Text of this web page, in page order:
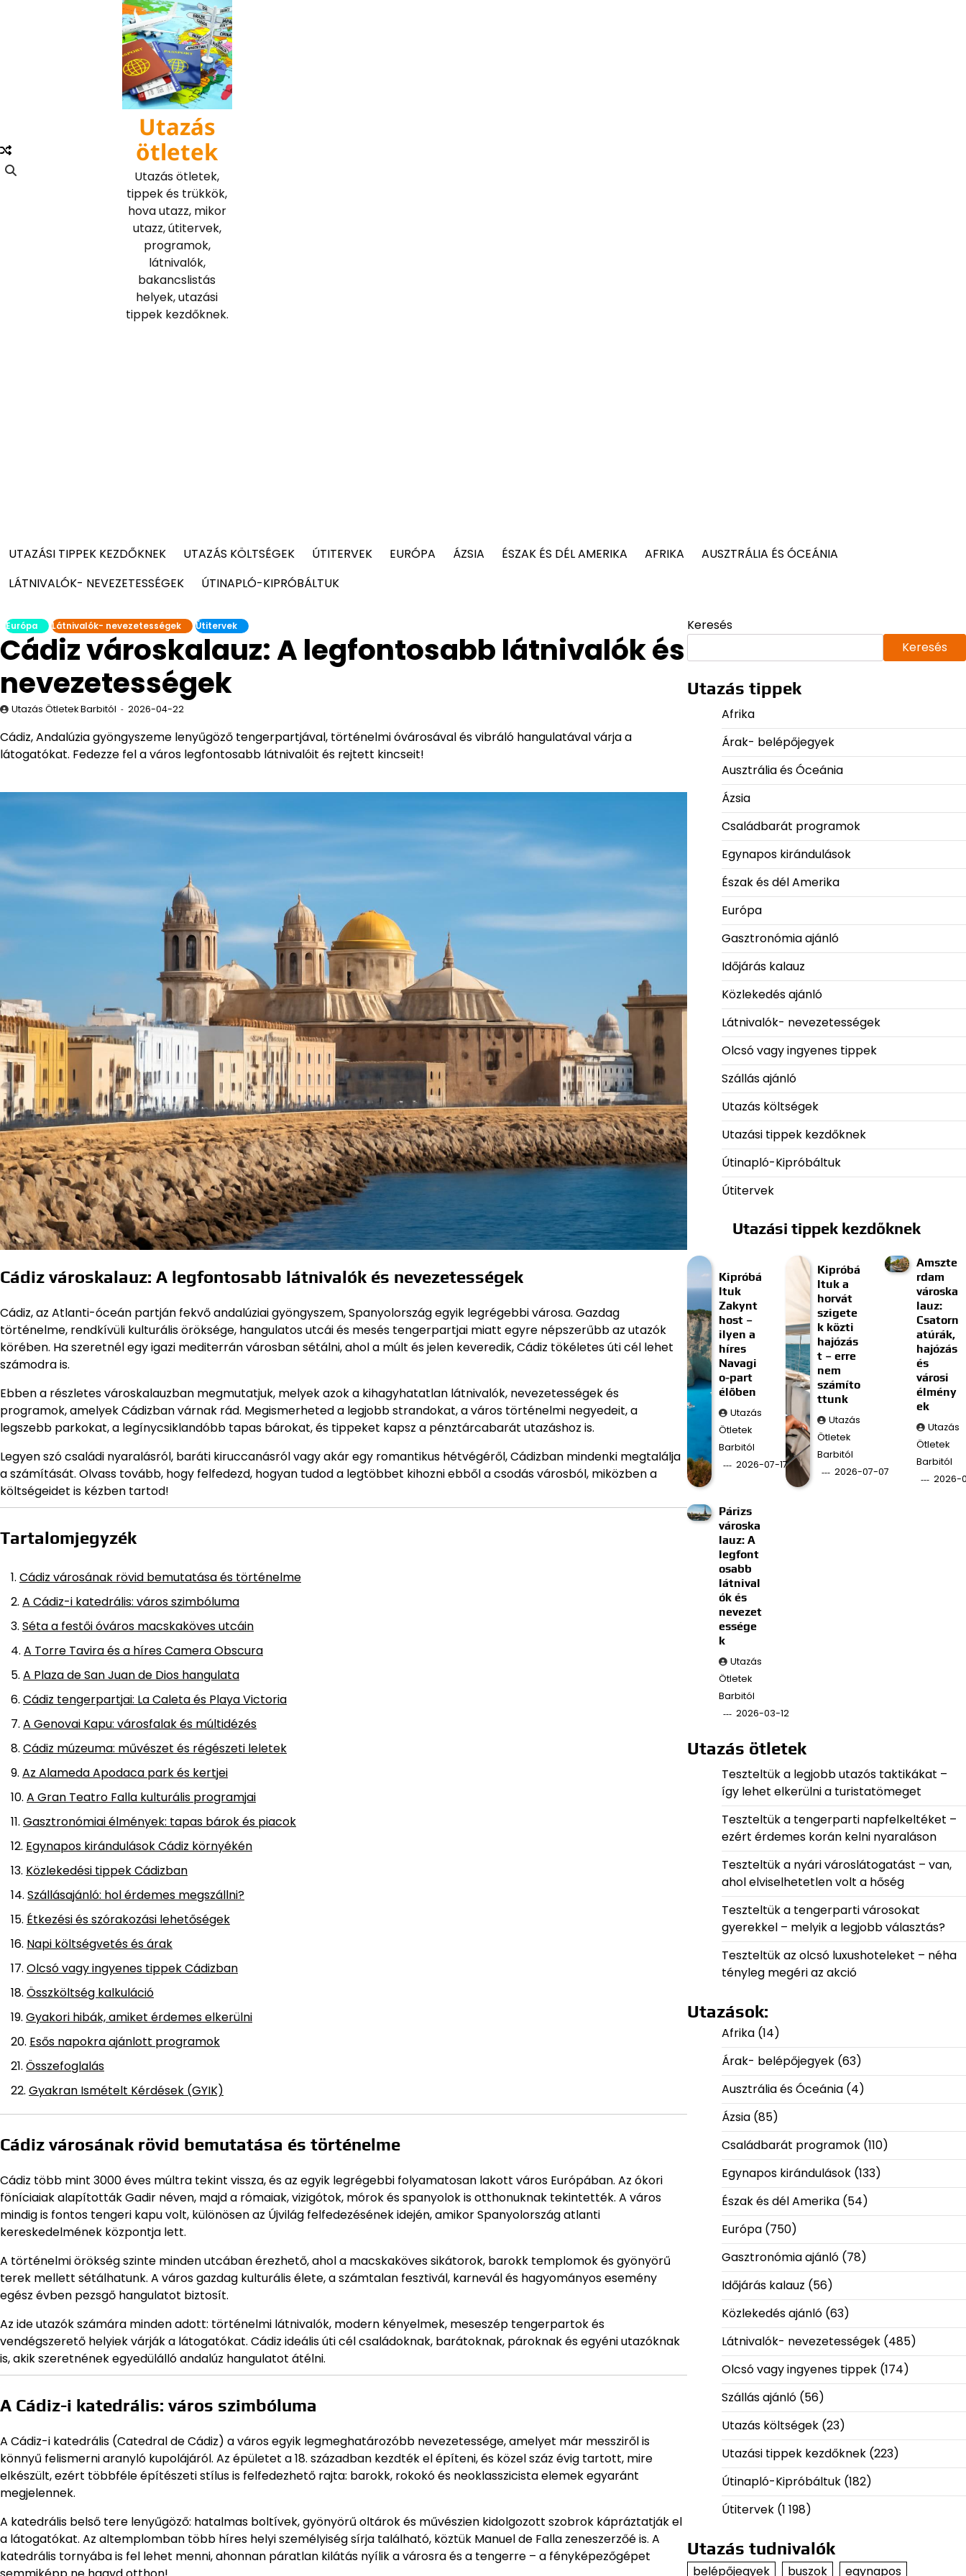
Utazás
ötletek
Utazás ötletek,
tippek és trükkök,
hova utazz, mikor
utazz, útitervek,
programok,
látnivalók,
bakancslistás
helyek, utazási
tippek kezdőknek.
UTAZÁSI TIPPEK KEZDŐKNEK UTAZÁS KÖLTSÉGEK ÚTITERVEK EURÓPA ÁZSIA ÉSZAK ÉS DÉL AMERIKA AFRIKA
AUSZTRÁLIA ÉS ÓCEÁNIA
LÁTNIVALÓK- NEVEZETESSÉGEK
ÚTINAPLÓ-KIPRÓBÁLTUK
Európa Látnivalók- nevezetességek Útitervek
Cádiz városkalauz: A legfontosabb látnivalók és
nevezetességek
Utazás Ötletek Barbitól 2026-04-22
Cádiz, Andalúzia gyöngyszeme lenyűgöző tengerpartjával, történelmi óvárosával és vibráló hangulatával várja a
látogatókat. Fedezze fel a város legfontosabb látnivalóit és rejtett kincseit!
Cádiz városkalauz: A legfontosabb látnivalók és nevezetességek
Cádiz, az Atlanti-óceán partján fekvő andalúziai gyöngyszem, Spanyolország egyik legrégebbi városa. Gazdag
történelme, rendkívüli kulturális öröksége, hangulatos utcái és mesés tengerpartjai miatt egyre népszerűbb az utazók
körében. Ha szeretnél egy igazi mediterrán városban sétálni, ahol a múlt és jelen keveredik, Cádiz tökéletes úti cél lehet
számodra is.
Ebben a részletes városkalauzban megmutatjuk, melyek azok a kihagyhatatlan látnivalók, nevezetességek és
programok, amelyek Cádizban várnak rád. Megismerheted a legjobb strandokat, a város történelmi negyedeit, a
legszebb parkokat, a legínycsiklandóbb tapas bárokat, és tippeket kapsz a pénztárcabarát utazáshoz is.
Legyen szó családi nyaralásról, baráti kiruccanásról vagy akár egy romantikus hétvégéről, Cádizban mindenki megtalálja
a számítását. Olvass tovább, hogy felfedezd, hogyan tudod a legtöbbet kihozni ebből a csodás városból, miközben a
költségeidet is kézben tartod!
Tartalomjegyzék
Cádiz városának rövid bemutatása és történelme
A Cádiz-i katedrális: város szimbóluma
Séta a festői óváros macskaköves utcáin
A Torre Tavira és a híres Camera Obscura
A Plaza de San Juan de Dios hangulata
Cádiz tengerpartjai: La Caleta és Playa Victoria
A Genovai Kapu: városfalak és múltidézés
Cádiz múzeuma: művészet és régészeti leletek
Az Alameda Apodaca park és kertjei
A Gran Teatro Falla kulturális programjai
Gasztronómiai élmények: tapas bárok és piacok
Egynapos kirándulások Cádiz környékén
Közlekedési tippek Cádizban
Szállásajánló: hol érdemes megszállni?
Étkezési és szórakozási lehetőségek
Napi költségvetés és árak
Olcsó vagy ingyenes tippek Cádizban
Összköltség kalkuláció
Gyakori hibák, amiket érdemes elkerülni
Esős napokra ajánlott programok
Összefoglalás
Gyakran Ismételt Kérdések (GYIK)
Cádiz városának rövid bemutatása és történelme
Cádiz több mint 3000 éves múltra tekint vissza, és az egyik legrégebbi folyamatosan lakott város Európában. Az ókori
föníciaiak alapították Gadir néven, majd a rómaiak, vizigótok, mórok és spanyolok is otthonuknak tekintették. A város
mindig is fontos tengeri kapu volt, különösen az Újvilág felfedezésének idején, amikor Spanyolország atlanti
kereskedelmének központja lett.
A történelmi örökség szinte minden utcában érezhető, ahol a macskaköves sikátorok, barokk templomok és gyönyörű
terek mellett sétálhatunk. A város gazdag kulturális élete, a számtalan fesztivál, karnevál és hagyományos esemény
egész évben pezsgő hangulatot biztosít.
Az ide utazók számára minden adott: történelmi látnivalók, modern kényelmek, meseszép tengerpartok és
vendégszerető helyiek várják a látogatókat. Cádiz ideális úti cél családoknak, barátoknak, pároknak és egyéni utazóknak
is, akik szeretnének egyedülálló andalúz hangulatot átélni.
A Cádiz-i katedrális: város szimbóluma
A Cádiz-i katedrális (Catedral de Cádiz) a város egyik legmeghatározóbb nevezetessége, amelyet már messziről is
könnyű felismerni aranyló kupolájáról. Az épületet a 18. században kezdték el építeni, és közel száz évig tartott, mire
elkészült, ezért többféle építészeti stílus is felfedezhető rajta: barokk, rokokó és neoklasszicista elemek egyaránt
megjelennek.
A katedrális belső tere lenyűgöző: hatalmas boltívek, gyönyörű oltárok és művészien kidolgozott szobrok kápráztatják el
a látogatókat. Az altemplomban több híres helyi személyiség sírja található, köztük Manuel de Falla zeneszerzőé is. A
katedrális tornyába is fel lehet menni, ahonnan páratlan kilátás nyílik a városra és a tengerre – a fényképezőgépet
Keresés
Keresés
Utazás tippek
Afrika
Árak- belépőjegyek
Ausztrália és Óceánia
Ázsia
Családbarát programok
Egynapos kirándulások
Észak és dél Amerika
Európa
Gasztronómia ajánló
Időjárás kalauz
Közlekedés ajánló
Látnivalók- nevezetességek
Olcsó vagy ingyenes tippek
Szállás ajánló
Utazás költségek
Utazási tippek kezdőknek
Útinapló-Kipróbáltuk
Útitervek
Utazási tippek kezdőknek
Kipróbá
ltuk
Zakynt
host –
ilyen a
híres
Navagi
o-part
élőben
Utazás
Ötletek
Barbitól
2026-07-17
Kipróbá
ltuk a
horvát
szigete
k közti
hajózás
t – erre
nem
számíto
ttunk
Utazás
Ötletek
Barbitól
2026-07-07
Amszte
rdam
városka
lauz:
Csatorn
atúrák,
hajózás
és
városi
élmény
ek
Utazás
Ötletek
Barbitól
2026-
Párizs
városka
lauz: A
legfont
osabb
látnival
ók és
nevezet
essége
k
Utazás
Ötletek
Barbitól
2026-03-12
Utazás ötletek
Teszteltük a legjobb utazós taktikákat –
így lehet elkerülni a turistatömeget
Teszteltük a tengerparti napfelkeltéket –
ezért érdemes korán kelni nyaraláson
Teszteltük a nyári városlátogatást – van,
ahol elviselhetetlen volt a hőség
Teszteltük a tengerparti városokat
gyerekkel – melyik a legjobb választás?
Teszteltük az olcsó luxushoteleket – néha
tényleg megéri az akció
Utazások:
Afrika(14)
Árak- belépőjegyek(63)
Ausztrália és Óceánia(4)
Ázsia(85)
Családbarát programok(110)
Egynapos kirándulások(133)
Észak és dél Amerika(54)
Európa(750)
Gasztronómia ajánló(78)
Időjárás kalauz (56)
Közlekedés ajánló(63)
Látnivalók- nevezetességek(485)
Olcsó vagy ingyenes tippek(174)
Szállás ajánló(56)
Utazás költségek(23)
Utazási tippek kezdőknek(223)
Útinapló-Kipróbáltuk(182)
Útitervek(1 198)
Utazás tudnivalók
belépőjegyek buszok egynapos